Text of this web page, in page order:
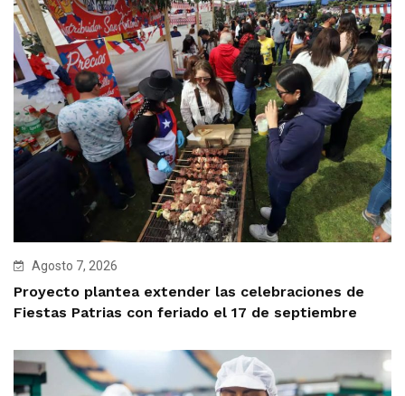
Agosto 7, 2026
Proyecto plantea extender las celebraciones de
Fiestas Patrias con feriado el 17 de septiembre